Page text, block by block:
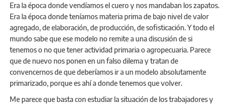
Era la época donde vendíamos el cuero y nos mandaban los zapatos.
Era la época donde teníamos materia prima de bajo nivel de valor
agregado, de elaboración, de producción, de sofisticación. Y todo el
mundo sabe que ese modelo no remite a una discusión de si
tenemos o no que tener actividad primaria o agropecuaria. Parece
que de nuevo nos ponen en un falso dilema y tratan de
convencernos de que deberíamos ir a un modelo absolutamente
primarizado, porque es ahí a donde tenemos que volver.
Me parece que basta con estudiar la situación de los trabajadores y